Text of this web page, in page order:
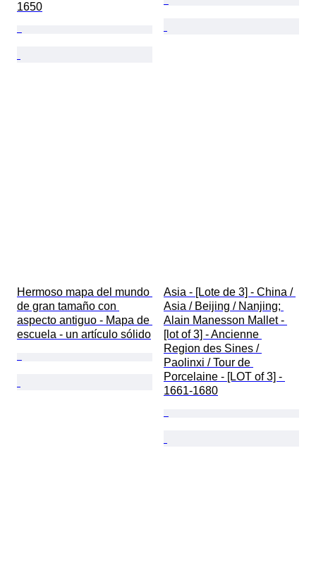
1650
Hermoso mapa del mundo
de gran tamaño con
aspecto antiguo - Mapa de
escuela - un artículo sólido
Asia - [Lote de 3] - China /
Asia / Beijing / Nanjing;
Alain Manesson Mallet -
[lot of 3] - Ancienne
Region des Sines /
Paolinxi / Tour de
Porcelaine - [LOT of 3] -
1661-1680